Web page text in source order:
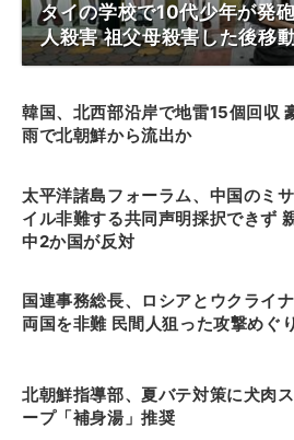
タイの学校で10代少年が発
人殺害 祖父母殺害した後移
韓国、北西部沿岸で地雷15個回収
雨で北朝鮮から流出か
太平洋諸島フォーラム、中国のミサ
イル非難する共同声明採択できず
中2か国が反対
国連事務総長、ロシアとウクライナ
両国を非難 民間人狙った攻撃めぐり
北朝鮮指導部、夏バテ対策に犬肉ス
ープ「補身湯」推奨